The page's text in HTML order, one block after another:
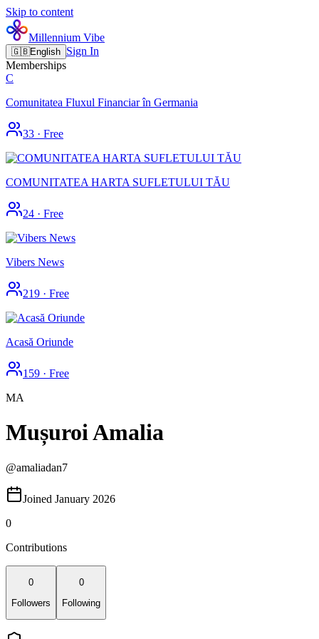
Skip to content
Millennium Vibe
🇬🇧English Sign In
Memberships
C
Comunitatea Fluxul Financiar în Germania
33 · Free
COMUNITATEA HARTA SUFLETULUI TĂU
24 · Free
Vibers News
219 · Free
Acasă Oriunde
159 · Free
MA
Mușuroi Amalia
@amaliadan7
Joined January 2026
0
Contributions
0
Followers
0
Following